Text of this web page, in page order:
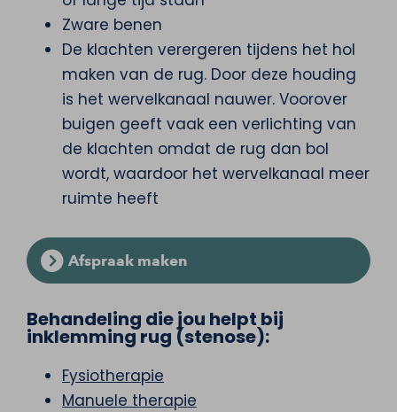
Zware benen
De klachten verergeren tijdens het hol
maken van de rug. Door deze houding
is het wervelkanaal nauwer. Voorover
buigen geeft vaak een verlichting van
de klachten omdat de rug dan bol
wordt, waardoor het wervelkanaal meer
ruimte heeft
Afspraak maken
Behandeling die jou helpt bij
inklemming rug (stenose):
Fysiotherapie
Manuele therapie